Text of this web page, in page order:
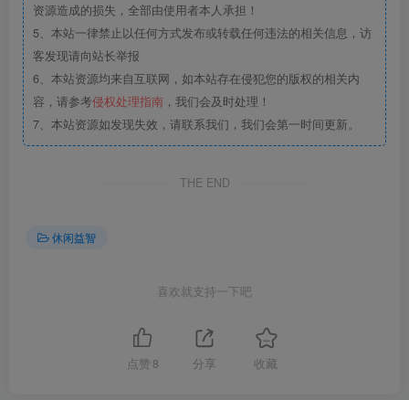
资源造成的损失，全部由使用者本人承担！
5、本站一律禁止以任何方式发布或转载任何违法的相关信息，访
客发现请向站长举报
6、本站资源均来自互联网，如本站存在侵犯您的版权的相关内
容，请参考侵权处理指南 ，我们会及时处理！
7、本站资源如发现失效，请联系我们，我们会第一时间更新。
THE END
休闲益智
喜欢就支持一下吧
点赞 8 分享 收藏